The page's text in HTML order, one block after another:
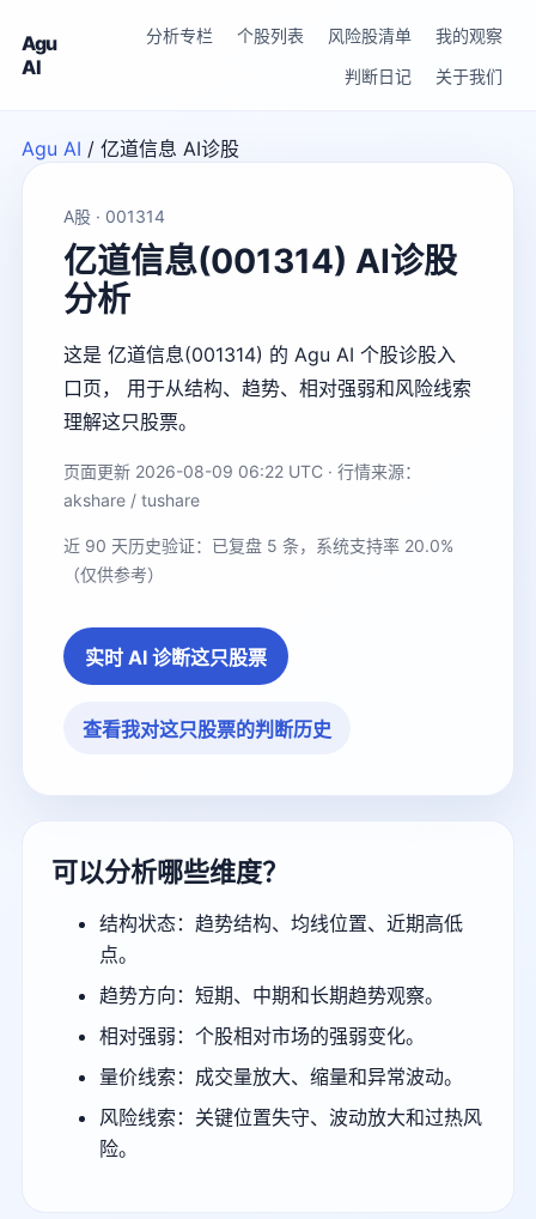
Agu
AI
分析专栏 个股列表 风险股清单
我的观察
判断日记
关于我们
Agu AI / 亿道信息 AI诊股
A股 · 001314
亿道信息(001314) AI诊股
分析
这是 亿道信息(001314) 的 Agu AI 个股诊股入
口页， 用于从结构、趋势、相对强弱和风险线索
理解这只股票。
页面更新 2026-08-09 06:22 UTC · 行情来源：
akshare / tushare
近 90 天历史验证：已复盘 5 条，系统支持率 20.0%
（仅供参考）
实时 AI 诊断这只股票
查看我对这只股票的判断历史
可以分析哪些维度？
结构状态：趋势结构、均线位置、近期高低
点。
趋势方向：短期、中期和长期趋势观察。
相对强弱：个股相对市场的强弱变化。
量价线索：成交量放大、缩量和异常波动。
风险线索：关键位置失守、波动放大和过热风
险。